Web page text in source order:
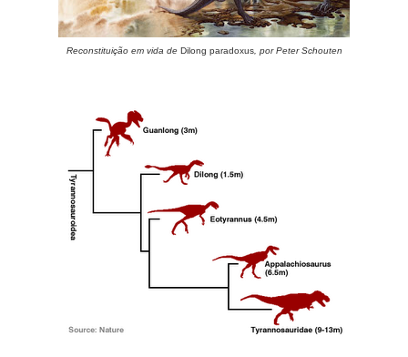
Reconstituição em vida de Dilong paradoxus, por Peter Schouten